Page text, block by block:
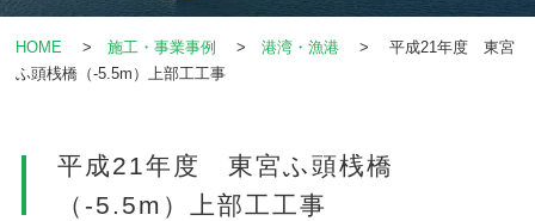
施工・事業事例
お知らせ
HOME >施工・事業事例 >港湾・漁港 > 平成21年度 東宮
ふ頭桟橋（-5.5m）上部工工事
平成21年度 東宮ふ頭桟橋
（-5.5m）上部工工事